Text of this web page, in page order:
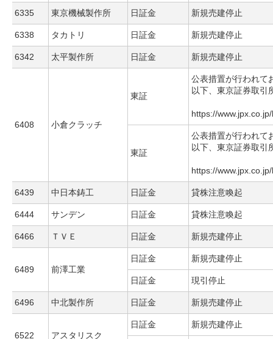
6335 東京機械製作所 日証金 新規売建停止
6338 タカトリ 日証金 新規売建停止
6342 太平製作所 日証金 新規売建停止
6408 小倉クラッチ
東証
公表措置が行われて
以下、東京証券取引
https://
東証
公表措置が行われて
以下、東京証券取引
https://
6439 中日本鋳工 日証金 貸株注意喚起
6444 サンデン 日証金 貸株注意喚起
6466 ＴＶＥ 日証金 新規売建停止
6489 前澤工業
日証金 新規売建停止
日証金 現引停止
6496 中北製作所 日証金 新規売建停止
6522 アスタリスク
日証金 新規売建停止